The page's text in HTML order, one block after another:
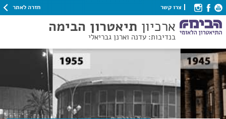
צרו קשר חזרה לאתר
ארכיון תיאטרון הבימה
בנדיבות: עדנה וארנן גבריאלי